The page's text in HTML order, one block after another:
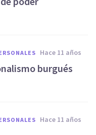
hace 11 años
burgués
hace 11 años